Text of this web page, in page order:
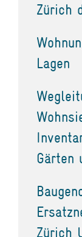
Zürich
Lagen
Gärten
Zürich